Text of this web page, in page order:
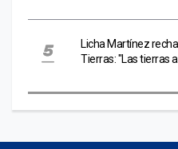
Licha Martínez
Tierras: "Las tierras